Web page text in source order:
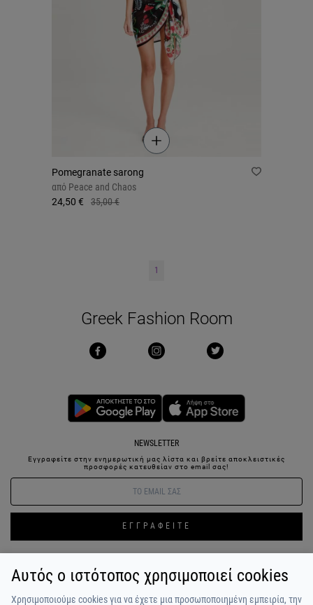
Pomegranate sarong
από Peace and Chaos
24,50 €
35,00 €
1
Greek Fashion Room
NEWSLETTER
Εγγραφείτε στην ενημερωτική μας λίστα και βρείτε αποκλειστικές
προσφορές κατευθείαν στο email σας!
ΕΓΓΡΑΦΕΙΤΕ
ΣΥΝΔΕΣΗ / ΕΓΓΡΑΦΗ ΑΓΑΠΗΜΕΝΑ ΕΠΙΚΟΙΝΩΝΙΑ
Αυτός ο ιστότοπος χρησιμοποιεί cookies
Χρησιμοποιούμε cookies για να έχετε μια προσωποποιημένη εμπειρία, την